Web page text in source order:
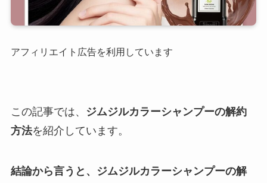
アフィリエイト広告を利用しています
この記事では、
ジムジルカラーシャンプーの解約
方法を紹介しています。
結論から言うと、ジムジルカラーシャンプーの解